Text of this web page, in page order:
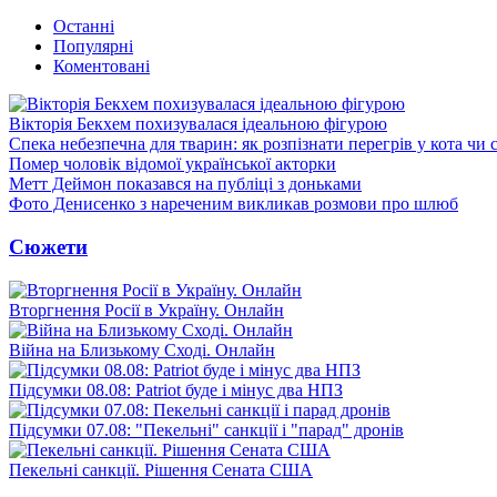
Останні
Популярні
Коментовані
Вікторія Бекхем похизувалася ідеальною фігурою
Спека небезпечна для тварин: як розпізнати перегрів у кота чи
Помер чоловік відомої української акторки
Метт Деймон показався на публіці з доньками
Фото Денисенко з нареченим викликав розмови про шлюб
Сюжети
Вторгнення Росії в Україну. Онлайн
Війна на Близькому Сході. Онлайн
Підсумки 08.08: Patriot буде і мінус два НПЗ
Підсумки 07.08: "Пекельні" санкції і "парад" дронів
Пекельні санкції. Рішення Сената США